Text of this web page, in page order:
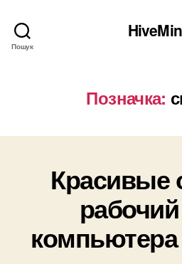
Пошук
Позначка:
Красивые